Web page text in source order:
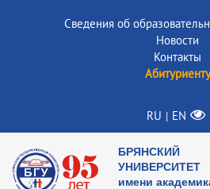
Сведения об
Новости
Контакты
Абитуриенту
RU | EN
БРЯНСКИЙ
УНИВЕРСИТЕТ
имени